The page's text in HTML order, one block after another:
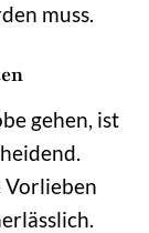
muss.
gehen, ist
Vorlieben